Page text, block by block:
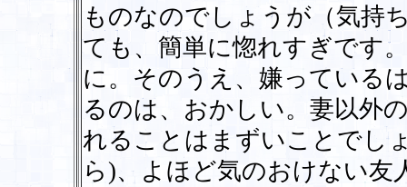
ものなのでしょうが（気持
ても、簡単に惚れすぎです
に。そのうえ、嫌っている
るのは、おかしい。妻以外
れることはまずいことでし
ら)、よほど気のおけない